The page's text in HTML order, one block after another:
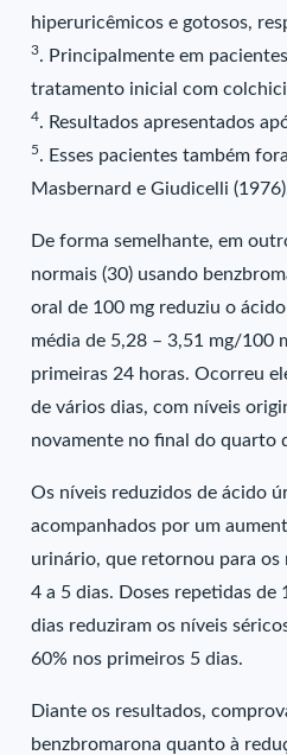
hiperuricêmicos e gotosos,
3. Principalmente em
tratamento inicial com
4. Resultados apresentados
5. Esses pacientes também
Masbernard e Giudicelli
De forma semelhante, em
normais (30) usando
oral de 100 mg reduziu o
média de 5,28 – 3,51 mg/100
primeiras 24 horas. Ocorreu
de vários dias, com níveis
novamente no final do quarto
Os níveis reduzidos de ácido
acompanhados por um
urinário, que retornou para os
4 a 5 dias. Doses repetidas
dias reduziram os níveis
60% nos primeiros 5 dias.
Diante os resultados,
benzbromarona quanto à